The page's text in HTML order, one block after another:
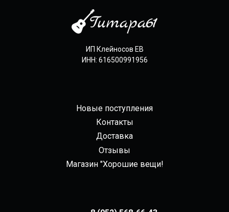
ИП Клейносов ЕВ
ИНН: 616500991956
Новые поступления
Контакты
Доставка
Отзывы
Магазин "Хорошие вещи!